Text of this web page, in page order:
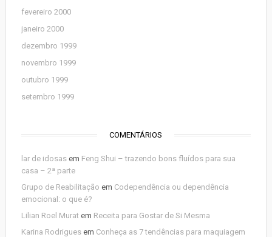
fevereiro 2000
janeiro 2000
dezembro 1999
novembro 1999
outubro 1999
setembro 1999
COMENTÁRIOS
lar de idosasem Feng Shui – trazendo bons fluídos para sua
casa – 2ª parte
Grupo de Reabilitação em Codependência ou dependência
emocional: o que é?
Lilian Roel Muratem Receita para Gostar de Si Mesma
Karina Rodriguesem Conheça as 7 tendências para maquiagem